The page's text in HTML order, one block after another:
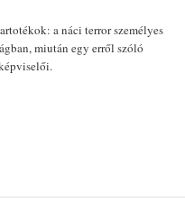
a náci terror személyes
miután egy erről szóló